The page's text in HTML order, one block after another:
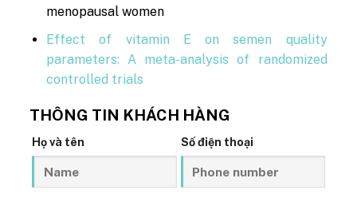
menopausal women
Effect of vitamin E on semen quality
parameters: A meta-analysis of randomized
controlled trials
THÔNG TIN KHÁCH HÀNG
Họ và tên Số điện thoại